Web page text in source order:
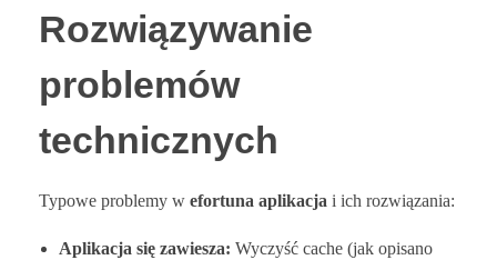
Rozwiązywanie
problemów
technicznych
Typowe problemy w efortuna aplikacja i ich rozwiązania:
Aplikacja się zawiesza: Wyczyść cache (jak opisano